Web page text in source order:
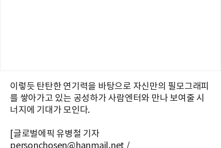
이렇듯 탄탄한 연기력을 바탕으로 자신만의 필모그래피
를 쌓아가고 있는 공성하가 사람엔터와 만나 보여줄 시
너지에 기대가 모인다.
[글로벌에픽 유병철 기자
personchosen@hanmail.net /